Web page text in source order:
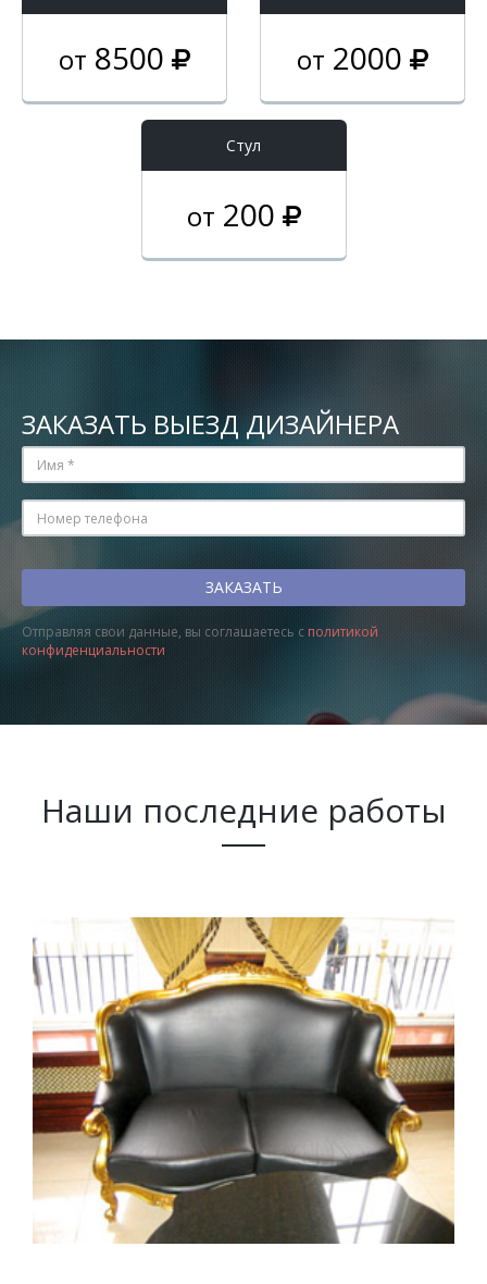
от 8500 от 2000
Стул
от 200
ЗАКАЗАТЬ ВЫЕЗД ДИЗАЙНЕРА
Отправляя свои данные, вы соглашаетесь с политикой
конфиденциальности
Наши последние работы